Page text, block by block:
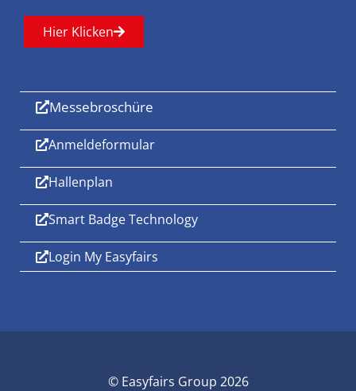
Hier Klicken
Messebroschüre
Anmeldeformular
Hallenplan
Smart Badge Technology
Login My Easyfairs
© Easyfairs Group 2026